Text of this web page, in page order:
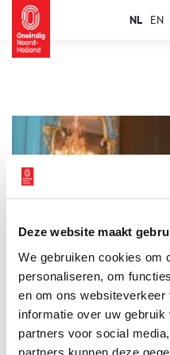
Deze website maakt
We gebruiken cookies om
personaliseren, om
en om ons
informatie over uw
partners voor social
partners kunnen deze
NL EN
Iedereen in Haarlem kent wel
(1702-1778) ofwel Teylers
zijdefabrikant en koopman
gulden na. Voor die tijd was
omgerekend naar nu is dat
befaamde testament stelde
geld volgens zijn richtlijnen